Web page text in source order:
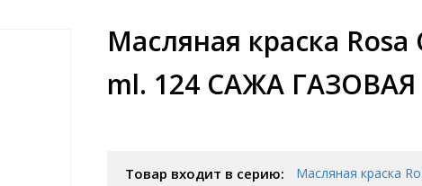
Масляная краска Rosa
ml. 124 САЖА ГАЗОВАЯ
Товар входит в серию: Масляная краска